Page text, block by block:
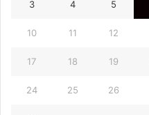
3 4 5
10 11 12
17 18 19
24 25 26